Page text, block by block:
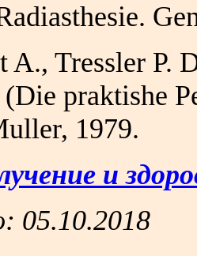
A., Tressler P.
praktishe
1979.
и
05.10.2018